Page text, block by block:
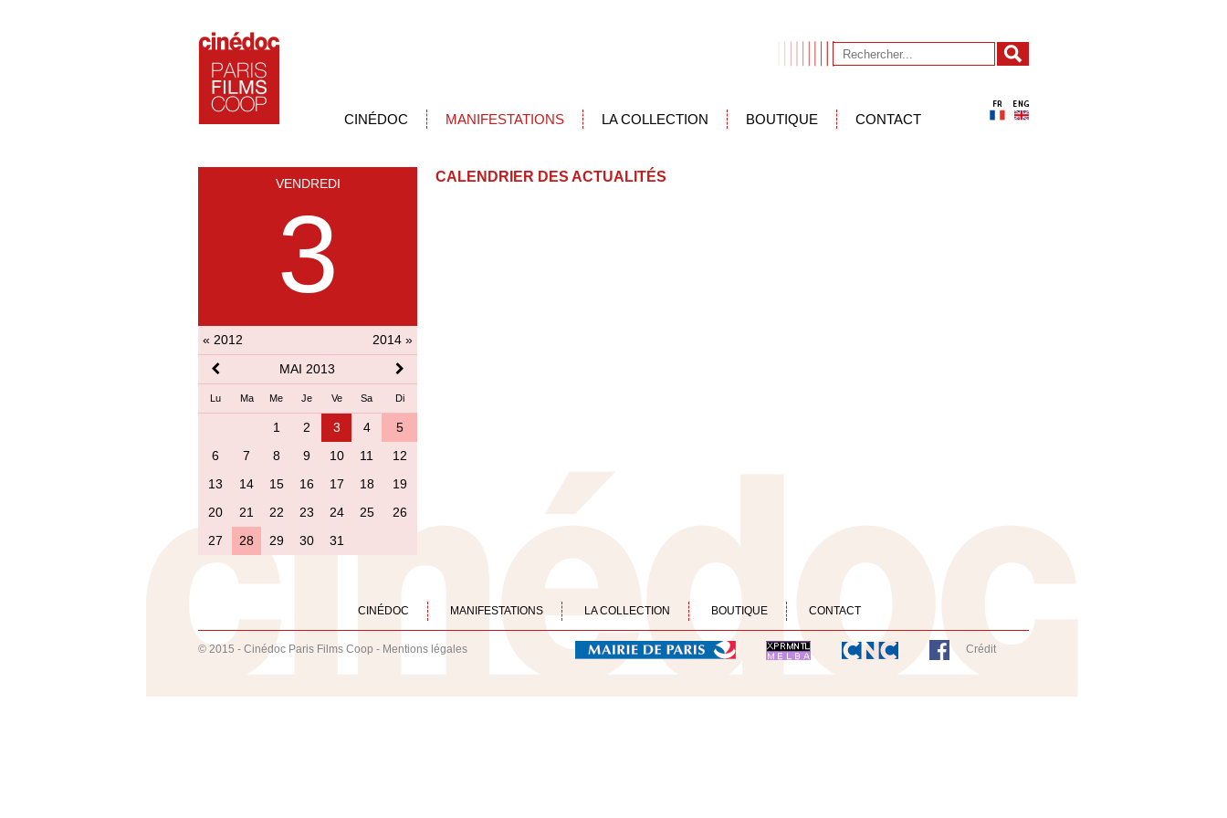
CINÉDOC MANIFESTATIONS LA COLLECTION BOUTIQUE CONTACT
VENDREDI
3
« 2012
2014 »
MAI 2013
Lu Ma Me Je Ve Sa Di
1 2 3 4
5
6
7 8 9 10 11
12
13
14 15 16 17 18
19
20
21 22 23 24 25
26
27
28 29 30 31
CALENDRIER DES ACTUALITÉS
CINÉDOC MANIFESTATIONS LA COLLECTION BOUTIQUE CONTACT
© 2015 - Cinédoc Paris Films Coop - Mentions légales Crédit